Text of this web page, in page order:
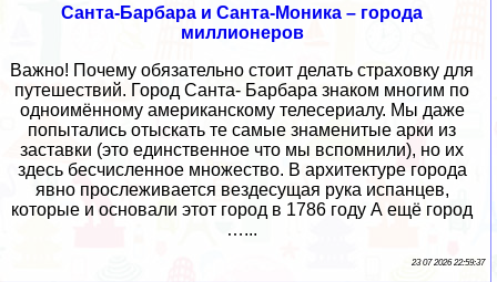
Санта-Барбара и Санта-Моника – города
миллионеров
Важно! Почему обязательно стоит делать страховку для
путешествий. Город Санта- Барбара знаком многим по
одноимённому американскому телесериалу. Мы даже
попытались отыскать те самые знаменитые арки из
заставки (это единственное что мы вспомнили), но их
здесь бесчисленное множество. В архитектуре города
явно прослеживается вездесущая рука испанцев,
которые и основали этот город в 1786 году А ещё город
…...
23 07 2026 22:59:37